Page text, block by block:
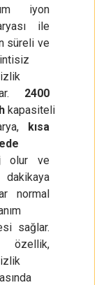
iyon
ile
süreli ve
2400
kapasiteli
kısa
olur ve
normal
sağlar.
özellik,